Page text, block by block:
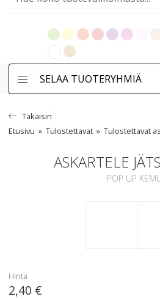
SELAA TUOTERYHMIÄ
Takaisin
Etusivu
Tulostettavat Tulostettavat
ASKARTELE
POP UP
Hinta
2,40 €